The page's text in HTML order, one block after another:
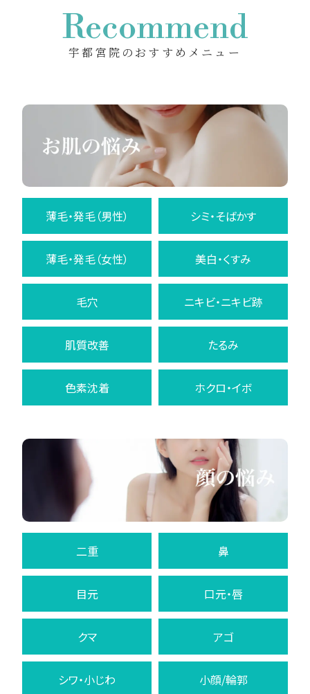
Recommend
宇都宮院のおすすめメニュー
薄毛・発毛（男性） シミ・そばかす
薄毛・発毛（女性） 美白・くすみ
毛穴 ニキビ・ニキビ跡
肌質改善 たるみ
色素沈着 ホクロ・イボ
二重 鼻
目元 口元・唇
クマ アゴ
シワ・小じわ 小顔/輪郭